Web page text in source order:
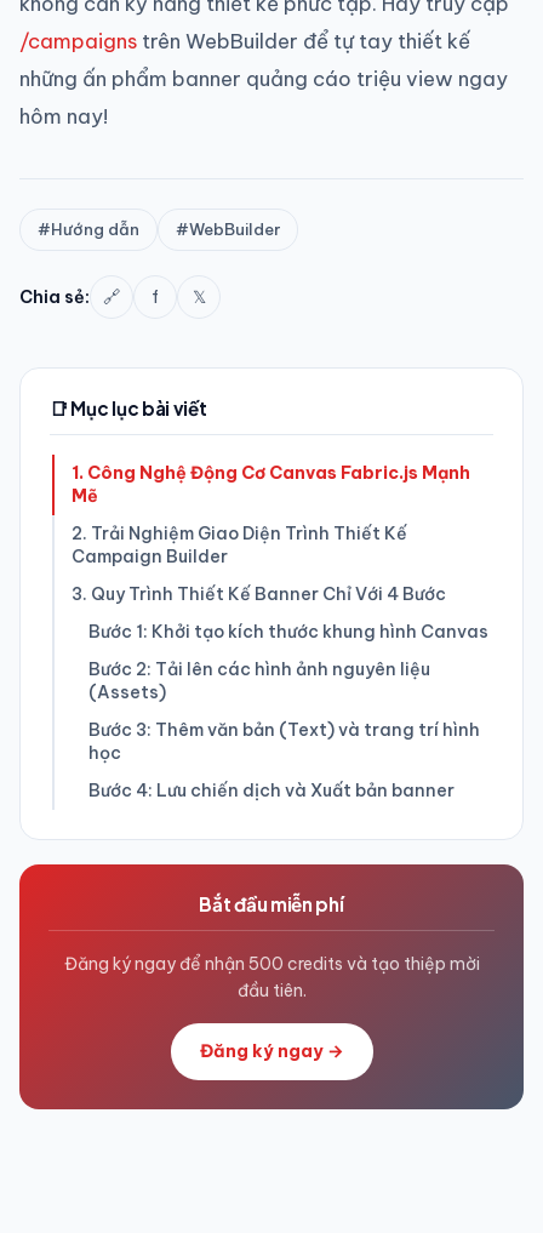
/campaigns trên WebBuilder để tự tay thiết kế
những ấn phẩm banner quảng cáo triệu view ngay
hôm nay!
#Hướng dẫn #WebBuilder
Chia sẻ: 🔗 f 𝕏
📑 Mục lục bài viết
1. Công Nghệ Động Cơ Canvas Fabric.js Mạnh
Mẽ
2. Trải Nghiệm Giao Diện Trình Thiết Kế
Campaign Builder
3. Quy Trình Thiết Kế Banner Chỉ Với 4 Bước
Bước 1: Khởi tạo kích thước khung hình Canvas
Bước 2: Tải lên các hình ảnh nguyên liệu
(Assets)
Bước 3: Thêm văn bản (Text) và trang trí hình
học
Bước 4: Lưu chiến dịch và Xuất bản banner
Bắt đầu miễn phí
Đăng ký ngay để nhận 500 credits và tạo thiệp mời
đầu tiên.
Đăng ký ngay →